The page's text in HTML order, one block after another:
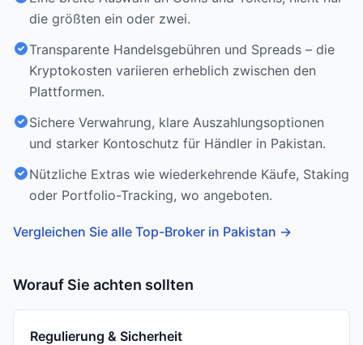
die größten ein oder zwei.
Transparente Handelsgebühren und Spreads – die
Kryptokosten variieren erheblich zwischen den
Plattformen.
Sichere Verwahrung, klare Auszahlungsoptionen
und starker Kontoschutz für Händler in Pakistan.
Nützliche Extras wie wiederkehrende Käufe, Staking
oder Portfolio-Tracking, wo angeboten.
Vergleichen Sie alle Top-Broker in Pakistan →
Worauf Sie achten sollten
Regulierung & Sicherheit